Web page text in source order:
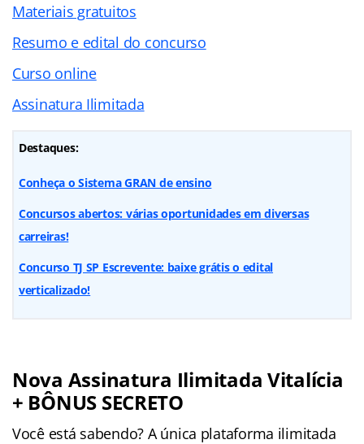
Materiais gratuitos
Resumo e edital do concurso
Curso online
Assinatura Ilimitada
Destaques:
Conheça o Sistema GRAN de ensino
Concursos abertos: várias oportunidades em diversas
carreiras!
Concurso TJ SP Escrevente: baixe grátis o edital
verticalizado!
Nova Assinatura Ilimitada Vitalícia
+ BÔNUS SECRETO
Você está sabendo? A única plataforma ilimitada